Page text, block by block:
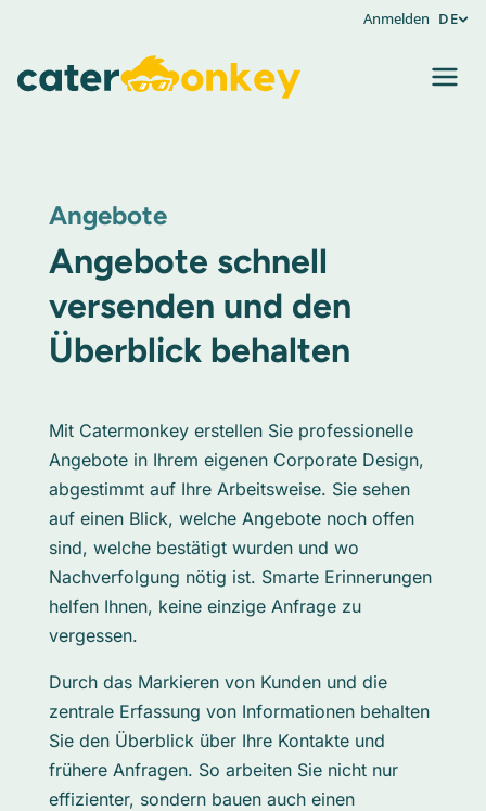
Anmelden DE
Angebote
Angebote schnell
versenden und den
Überblick behalten
Mit Catermonkey erstellen Sie professionelle
Angebote in Ihrem eigenen Corporate Design,
abgestimmt auf Ihre Arbeitsweise. Sie sehen
auf einen Blick, welche Angebote noch offen
sind, welche bestätigt wurden und wo
Nachverfolgung nötig ist. Smarte Erinnerungen
helfen Ihnen, keine einzige Anfrage zu
vergessen.
Durch das Markieren von Kunden und die
zentrale Erfassung von Informationen behalten
Sie den Überblick über Ihre Kontakte und
frühere Anfragen. So arbeiten Sie nicht nur
effizienter, sondern bauen auch einen